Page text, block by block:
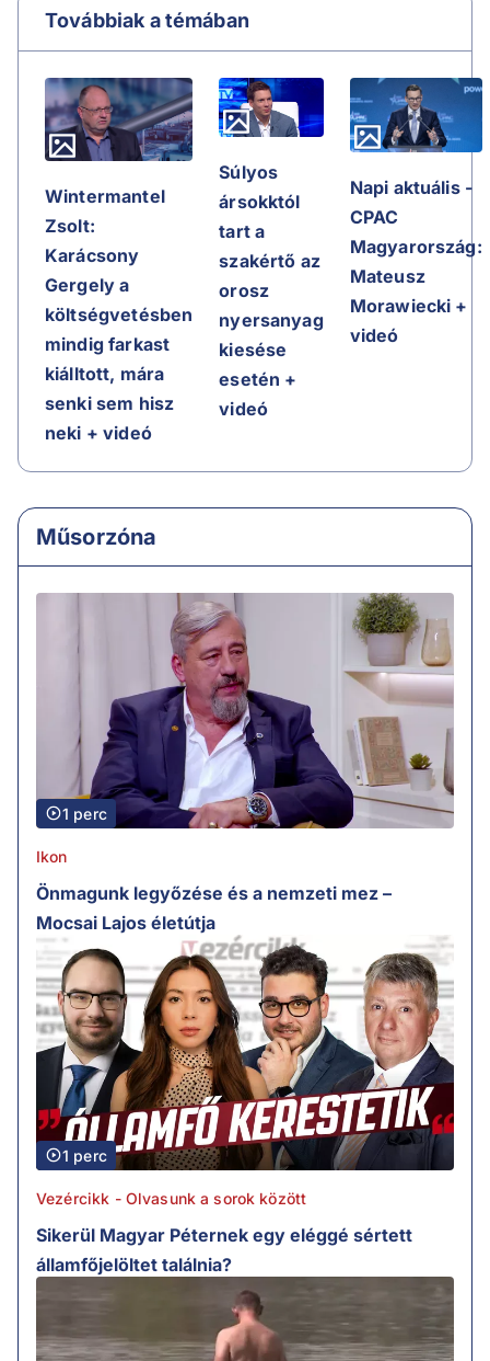
Továbbiak a témában
Wintermantel
Zsolt:
Karácsony
Gergely a
költségvetésben
mindig farkast
kiálltott, mára
senki sem hisz
neki + videó
Súlyos
ársokktól
tart a
szakértő az
orosz
nyersanyag
kiesése
esetén +
videó
Napi aktuális -
CPAC
Magyarország:
Mateusz
Morawiecki +
videó
Műsorzóna
1 perc
Ikon
Önmagunk legyőzése és a nemzeti mez –
Mocsai Lajos életútja
1 perc
Vezércikk - Olvasunk a sorok között
Sikerül Magyar Péternek egy eléggé sértett
államfőjelöltet találnia?